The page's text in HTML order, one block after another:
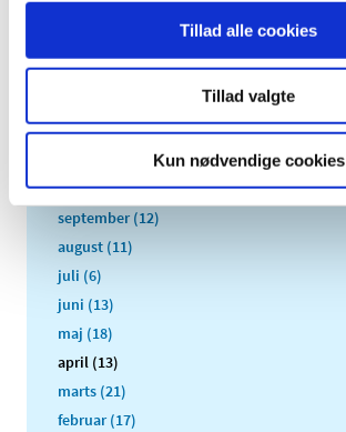
Tillad alle cookies
Tillad valgte
Kun nødvendige cookies
2026 (84)
2024 (224)
december (19)
november (30)
oktober (16)
september (12)
august (11)
juli (6)
juni (13)
maj (18)
april (13)
marts (21)
februar (17)